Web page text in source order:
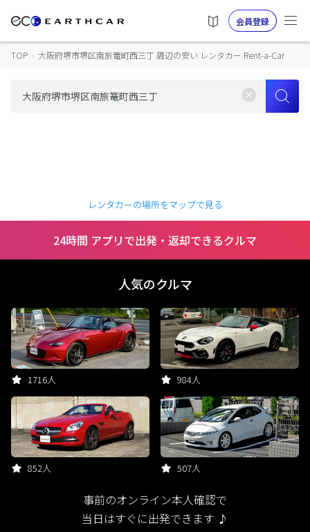
会員登録
TOP › 大阪府堺市堺区南旅篭町西三丁 周辺の安い レンタカー Rent-a-Car
レンタカーの場所をマップで見る
24時間 アプリで出発・返却できるクルマ
人気のクルマ
1716人 984人
852人 507人
事前のオンライン本人確認で
当日はすぐに出発できます ♪